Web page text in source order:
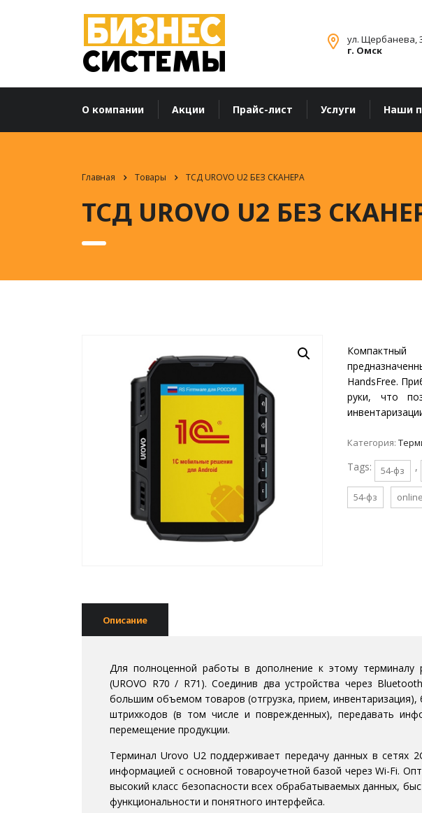
ул. Щербанева,
г. Омск
О компании Акции Прайс-лист Услуги Наши
Главная Товары ТСД UROVO U2 БЕЗ СКАНЕРА
ТСД UROVO U2 БЕЗ
HandsFree.
руки, что
Категория:
Tags: 54-фз ,
54-фз
Описание
Для полноценной работы в дополнение к этому терминалу
(UROVO R70 / R71). Соединив два устройства через
большим объемом товаров (отгрузка, прием, инвентаризация),
штрихкодов (в том числе и поврежденных), передавать
перемещение продукции.
Терминал Urovo U2 поддерживает передачу данных в сетях
информацией с основной товароучетной базой через Wi-Fi.
высокий класс безопасности всех обрабатываемых данных,
функциональности и понятного интерфейса.